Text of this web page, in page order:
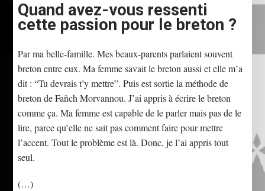
Quand avez-vous ressenti
cette passion pour le breton ?
Par ma belle-famille. Mes beaux-parents parlaient souvent
breton entre eux. Ma femme sa­vait le breton aussi et elle m’a
dit : “Tu devrais t’y mettre”. Puis est sortie la méthode de
breton de Fañch Morvannou. J’ai appris à écrire le breton
comme ça. Ma femme est capable de le parler mais pas de le
lire, parce qu’elle ne sait pas comment faire pour mettre
l’accent. Tout le problème est là. Donc, je l’ai appris tout
seul.
(…)